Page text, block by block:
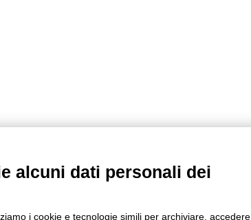
alcuni dati personali dei
i cookie e tecnologie simili per archiviare, accedere